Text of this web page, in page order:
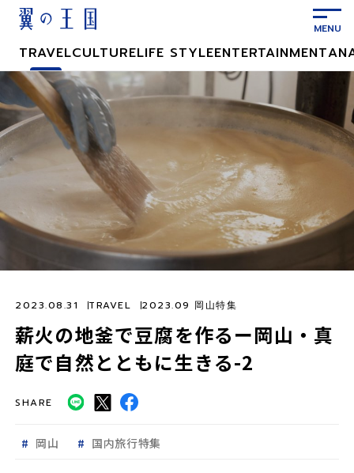
ン
テ
ン
ツ
に
ス
ッ
TRAVELCULTURELIFE STYLEENTERTAINMENT
薪火の地釜で豆腐を作るー岡山・真
庭で自然とともに生きる-2
2023.08.31 TRAVEL 2023.09 岡山特集
SHARE
岡山 国内旅行特集